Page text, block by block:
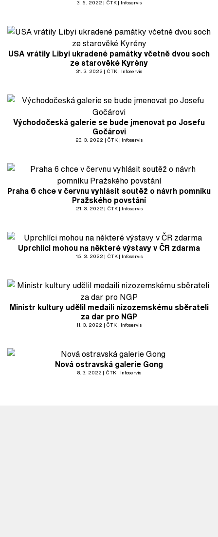
3. 5. 2022 ČTK Infoservis
USA vrátily Libyi ukradené památky včetně dvou soch
ze starověké Kyrény
31. 3. 2022 ČTK Infoservis
Východočeská galerie se bude jmenovat po Josefu
Gočárovi
23. 3. 2022 ČTK Infoservis
Praha 6 chce v červnu vyhlásit soutěž o návrh pomníku
Pražského povstání
21. 3. 2022 ČTK Infoservis
Uprchlíci mohou na některé výstavy v ČR zdarma
15. 3. 2022 ČTK Infoservis
Ministr kultury udělil medaili nizozemskému sběrateli
za dar pro NGP
11. 3. 2022 ČTK Infoservis
Nová ostravská galerie Gong
8. 3. 2022 ČTK Infoservis